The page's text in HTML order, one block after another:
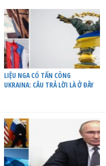
LIỆU NGA CÓ TẤN CÔNG
UKRAINA: CÂU TRẢ LỜI LÀ Ở ĐÂY